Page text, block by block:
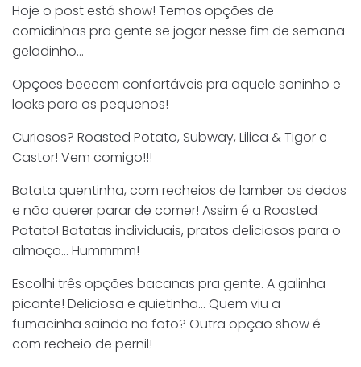
Hoje o post está show! Temos opções de
comidinhas pra gente se jogar nesse fim de semana
geladinho…
Opções beeeem confortáveis pra aquele soninho e
looks para os pequenos!
Curiosos? Roasted Potato, Subway, Lilica & Tigor e
Castor! Vem comigo!!!
Batata quentinha, com recheios de lamber os dedos
e não querer parar de comer! Assim é a Roasted
Potato! Batatas individuais, pratos deliciosos para o
almoço… Hummmm!
Escolhi três opções bacanas pra gente. A galinha
picante! Deliciosa e quietinha… Quem viu a
fumacinha saindo na foto? Outra opção show é
com recheio de pernil!